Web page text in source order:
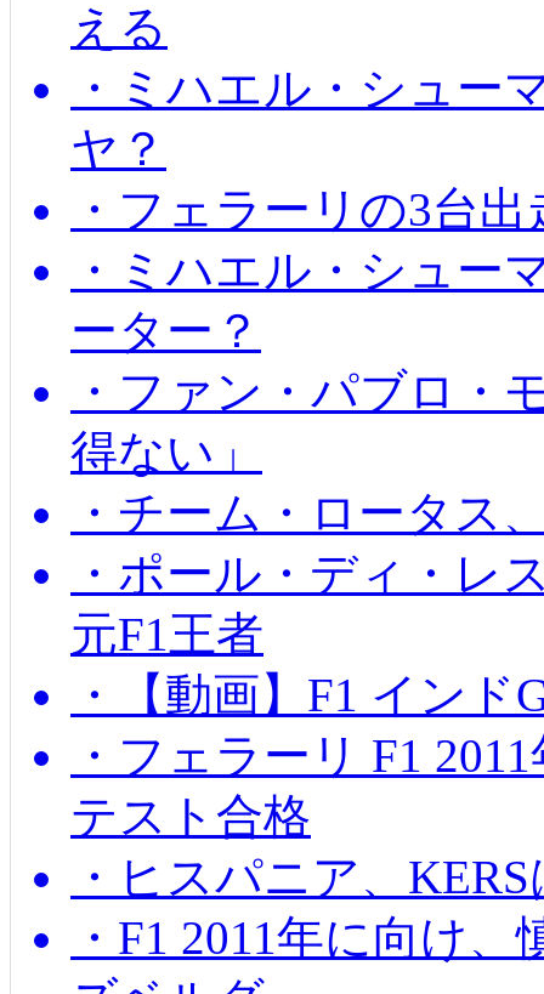
える
・ミハエル・シュー
ヤ？
・フェラーリの3台
・ミハエル・シュー
ーター？
・ファン・パブロ・
得ない」
・チーム・ロータス
・ポール・ディ・レ
元F1王者
・【動画】F1 イン
・フェラーリ F1
テスト合格
・ヒスパニア、
・F1 2011年に向け